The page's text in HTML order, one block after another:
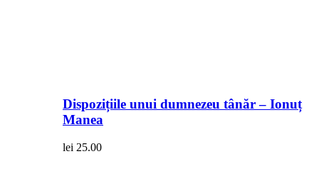
Dispozițiile unui dumnezeu tânăr – Ionuț
Manea
lei 25.00